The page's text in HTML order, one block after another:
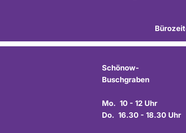
Schönow-
Buschgraben
Mo. 10 - 12 Uhr
Do. 16.30 - 18.30 Uhr